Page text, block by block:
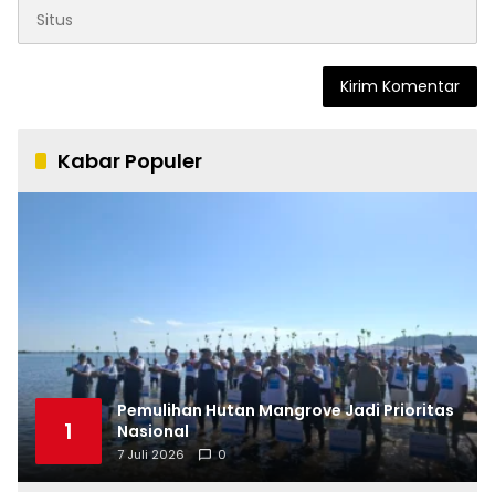
Kabar Populer
1
Pemulihan Hutan Mangrove Jadi Prioritas
Nasional
7 Juli 2026 0